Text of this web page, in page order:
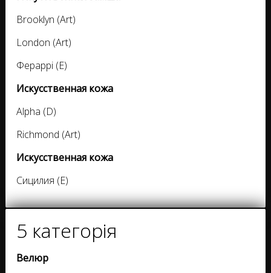
Brooklyn (Art)
London (Art)
Фераррі (E)
Искусственная кожа
Alpha (D)
Richmond (Art)
Искусственная кожа
Сицилия (E)
5 категорія
Велюр